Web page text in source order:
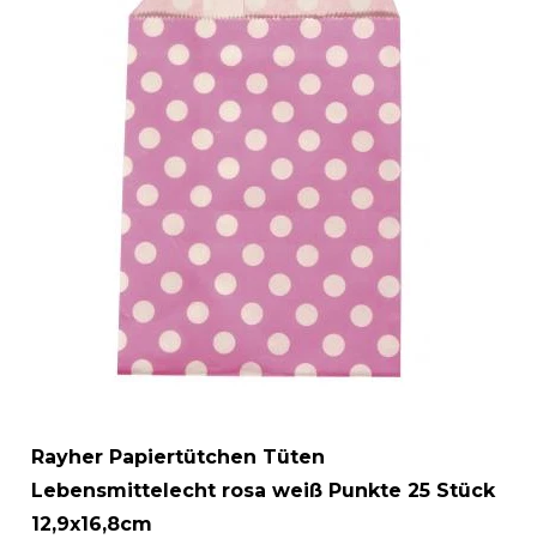
Rayher Papiertütchen Tüten
Lebensmittelecht rosa weiß Punkte 25 Stück
12,9x16,8cm